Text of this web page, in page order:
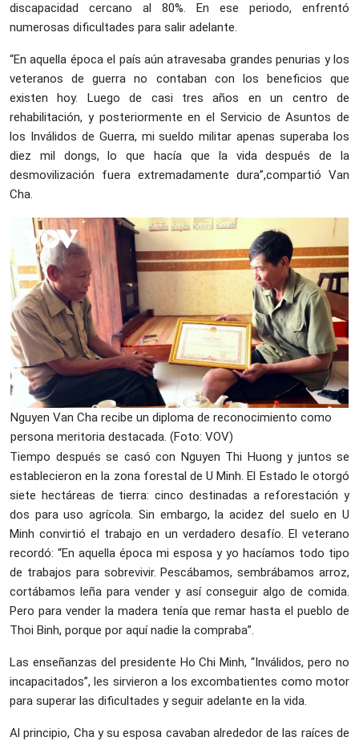
discapacidad cercano al 80%. En ese periodo, enfrentó
numerosas dificultades para salir adelante.
“En aquella época el país aún atravesaba grandes penurias y los
veteranos de guerra no contaban con los beneficios que
existen hoy. Luego de casi tres años en un centro de
rehabilitación, y posteriormente en el Servicio de Asuntos de
los Inválidos de Guerra, mi sueldo militar apenas superaba los
diez mil dongs, lo que hacía que la vida después de la
desmovilización fuera extremadamente dura”,compartió Van
Cha.
Nguyen Van Cha recibe un diploma de reconocimiento como
persona meritoria destacada. (Foto: VOV)
Tiempo después se casó con Nguyen Thi Huong y juntos se
establecieron en la zona forestal de U Minh. El Estado le otorgó
siete hectáreas de tierra: cinco destinadas a reforestación y
dos para uso agrícola. Sin embargo, la acidez del suelo en U
Minh convirtió el trabajo en un verdadero desafío. El veterano
recordó: “En aquella época mi esposa y yo hacíamos todo tipo
de trabajos para sobrevivir. Pescábamos, sembrábamos arroz,
cortábamos leña para vender y así conseguir algo de comida.
Pero para vender la madera tenía que remar hasta el pueblo de
Thoi Binh, porque por aquí nadie la compraba”.
Las enseñanzas del presidente Ho Chi Minh, “Inválidos, pero no
incapacitados”, les sirvieron a los excombatientes como motor
para superar las dificultades y seguir adelante en la vida.
Al principio, Cha y su esposa cavaban alrededor de las raíces de